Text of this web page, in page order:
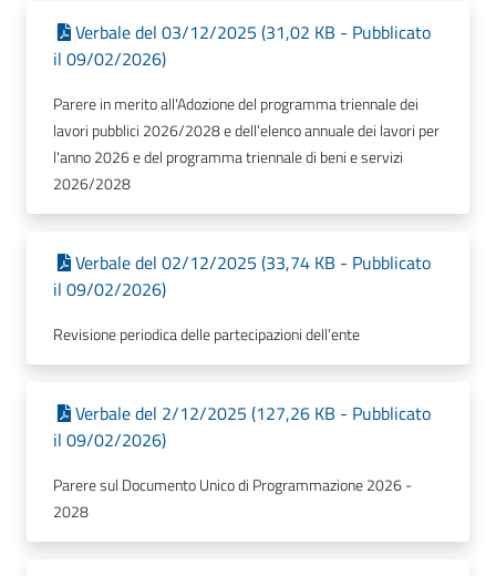
Verbale del 03/12/2025 (31,02 KB - Pubblicato
il 09/02/2026)
Parere in merito all'Adozione del programma triennale dei
lavori pubblici 2026/2028 e dell’elenco annuale dei lavori per
l'anno 2026 e del programma triennale di beni e servizi
2026/2028
Verbale del 02/12/2025 (33,74 KB - Pubblicato
il 09/02/2026)
Revisione periodica delle partecipazioni dell’ente
Verbale del 2/12/2025 (127,26 KB - Pubblicato
il 09/02/2026)
Parere sul Documento Unico di Programmazione 2026 -
2028